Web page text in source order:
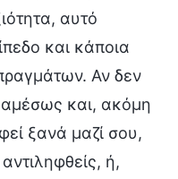
αυτό
και κάποια
Αν δεν
αμέσως και, ακόμη
ξανά μαζί σου,
ή,